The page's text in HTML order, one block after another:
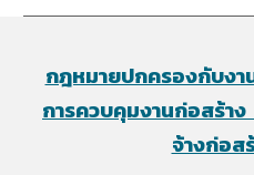
กฎหมายปกครองกับงา
การควบคุมงานก่อสร้า
จ้างก่อส